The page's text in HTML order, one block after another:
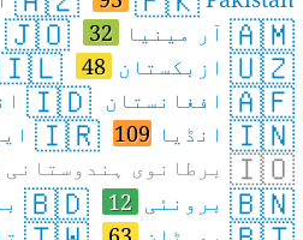
🇦🇲آر مینیا 32
🇯🇴
🇺🇿ازبکستان 48
🇮🇱
🇦🇫افغانستان 🇮🇩
🇮🇳انڈیا 109
🇮🇷
🇮🇴برطانوی ہندوستانی
🇧🇳برونئی 12
🇧🇩